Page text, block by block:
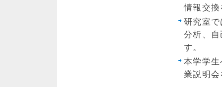
情報交
研究室
分析、
す。
本学学
業説明